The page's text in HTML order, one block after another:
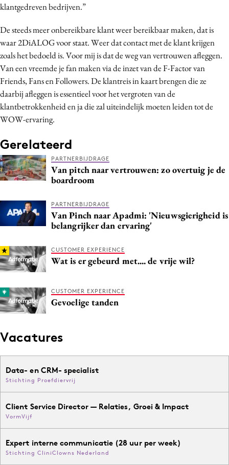
klantgedreven bedrijven.”
De steeds meer onbereikbare klant weer bereikbaar maken, dat is
waar 2DiALOG voor staat. Weer dat contact met de klant krijgen
zoals het bedoeld is. Voor mij is dat de weg van vertrouwen afleggen.
Van een vreemde je fan maken via de inzet van de F-Factor van
Friends, Fans en Followers. De klantreis in kaart brengen die ze
daarbij afleggen is essentieel voor het vergroten van de
klantbetrokkenheid en ja die zal uiteindelijk moeten leiden tot de
WOW-ervaring.
Gerelateerd
PARTNERBIJDRAGE
Van pitch naar vertrouwen: zo overtuig je de
boardroom
PARTNERBIJDRAGE
Van Pinch naar Apadmi: 'Nieuwsgierigheid is
belangrijker dan ervaring'
CUSTOMER EXPERIENCE
Wat is er gebeurd met.... de vrije wil?
CUSTOMER EXPERIENCE
Gevoelige tanden
Vacatures
Data- en CRM- specialist
Stichting Proefdiervrij
Client Service Director — Relaties, Groei & Impact
VormVijf
Expert interne communicatie (28 uur per week)
Stichting CliniClowns Nederland